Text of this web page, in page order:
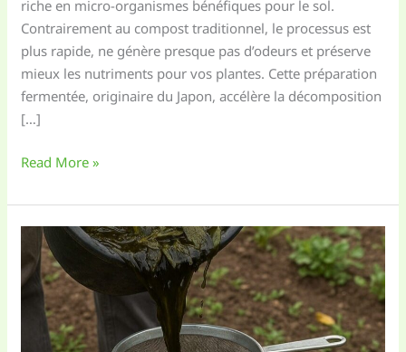
riche en micro-organismes bénéfiques pour le sol.
Contrairement au compost traditionnel, le processus est
plus rapide, ne génère presque pas d’odeurs et préserve
mieux les nutriments pour vos plantes. Cette préparation
fermentée, originaire du Japon, accélère la décomposition
[…]
Comment
une
préparation
de
Bokashi
étape
étape
Read More »